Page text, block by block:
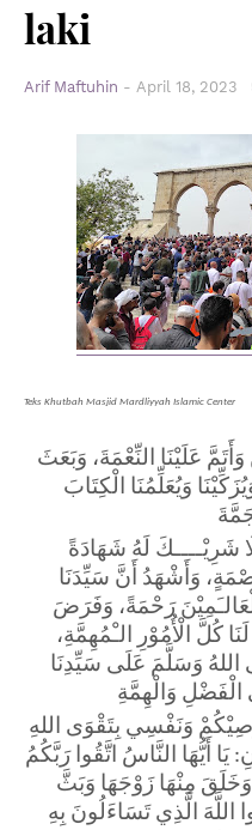
laki
Arif Maftuhin - April 18, 2023
Teks Khutbah Masjid Mardliyyah Islamic Center
الْفَضْلِ وَالْهِمَّةِ